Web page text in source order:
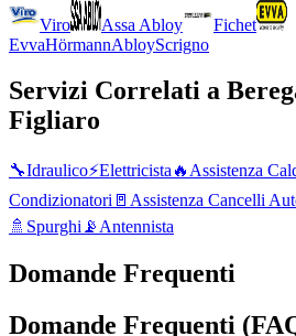
Viro
Assa Abloy
Fichet
EvvaHörmannAbloyScrigno
Servizi Correlati a
Figliaro
🔧Idraulico⚡Elettricista 🔥 Assistenza
Condizionatori 🚪 Assistenza Cancelli
🚿 Spurghi 📡 Antennista
Domande Frequenti
Domande Frequenti